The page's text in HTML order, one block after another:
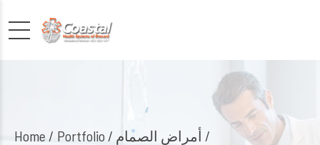
Home Portfolio / أمراض الصمام /